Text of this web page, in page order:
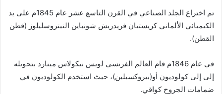
تم اختراع الجلد الصناعي في القرن التاسع عشر عام 1845م على يد
الكيميائي الألماني كريستيان فريدريش شونباين النيتروسليلوز (قطن
القطن).
في عام 1846م قام العالم الفرنسي لويس نيكولاس مينارد بتحويله
إلى إلى كولوديون أو(بيروكسيلين)، حيث استخدم الكولوديون في
ضمامات الجروح كواقي.